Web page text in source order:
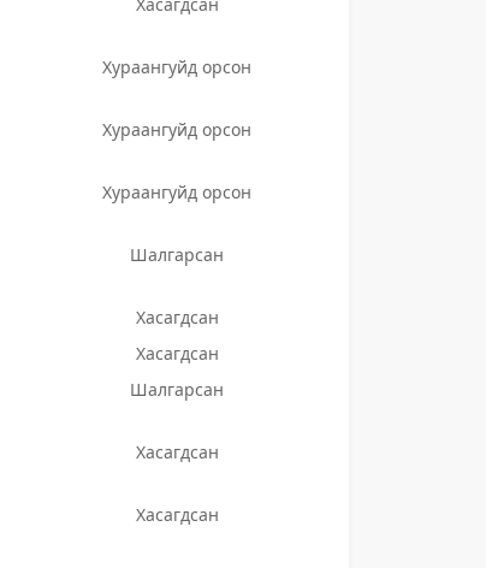
Хураангуйд орсон
Хураангуйд орсон
Хураангуйд орсон
Шалгарсан
Хасагдсан
Хасагдсан
Шалгарсан
Хасагдсан
Хасагдсан